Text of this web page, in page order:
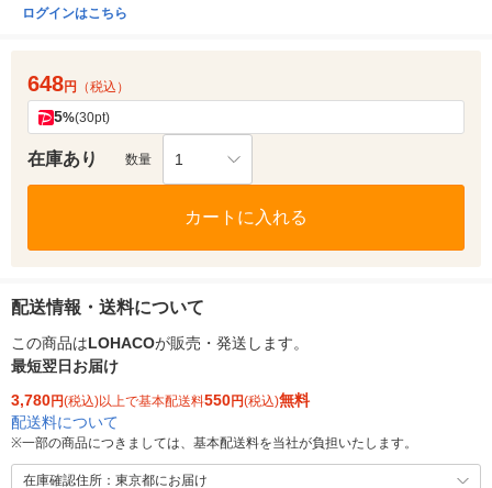
ログインはこちら
648円 （税込）
5%(30pt)
在庫あり 数量 1
カートに入れる
配送情報・送料について
この商品はLOHACOが販売・発送します。
最短翌日お届け
3,780円(税込)以上で基本配送料550円(税込)無料
配送料について
※一部の商品につきましては、基本配送料を当社が負担いたします。
在庫確認住所：東京都にお届け